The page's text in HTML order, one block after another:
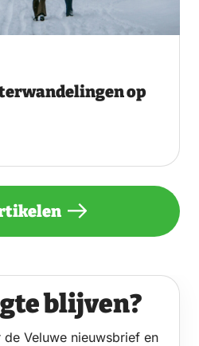
op
blijven?
Veluwe nieuwsbrief en